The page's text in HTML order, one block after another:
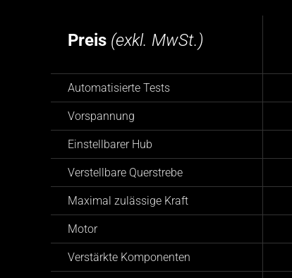
Preis (exkl. MwSt.)
Automatisierte Tests
Vorspannung
Einstellbarer Hub
Verstellbare Querstrebe
Maximal zulässige Kraft
Motor
Verstärkte Komponenten